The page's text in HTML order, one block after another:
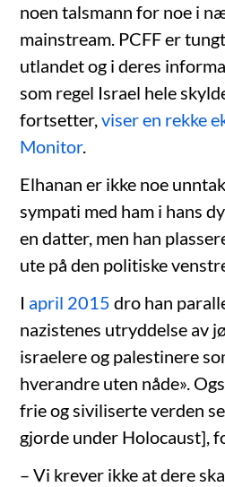
noen talsmann for noe i
mainstream. PCFF er
utlandet og i deres
som regel Israel hele
fortsetter,viser en rekke
Monitor.
Elhanan er ikke noe
sympati med ham i hans
en datter, men han
ute på den politiske
I april 2015 dro han
nazistenes utryddelse av
israelere og palestinere
hverandre uten nåde».
frie og siviliserte verden
gjorde under Holocaust],
– Vi krever ikke at dere